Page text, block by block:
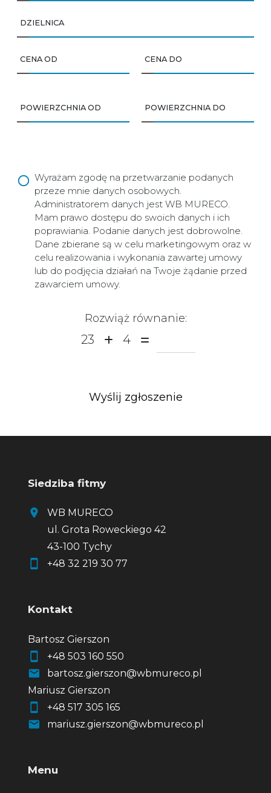
DZIELNICA
CENA OD CENA DO
POWIERZCHNIA OD POWIERZCHNIA DO
Wyrażam zgodę na przetwarzanie podanych
przeze mnie danych osobowych.
Administratorem danych jest WB MURECO.
Mam prawo dostępu do swoich danych i ich
poprawiania. Podanie danych jest dobrowolne.
Dane zbierane są w celu marketingowym oraz w
celu realizowania i wykonania zawartej umowy
lub do podjęcia działań na Twoje żądanie przed
zawarciem umowy.
Rozwiąż równanie:
23 4
Siedziba fitmy
WB MURECO
ul. Grota Roweckiego 42
43-100 Tychy
+48 32 219 30 77
Kontakt
Bartosz Gierszon
+48 503 160 550
bartosz.gierszon@wbmureco.pl
Mariusz Gierszon
+48 517 305 165
mariusz.gierszon@wbmureco.pl
Menu